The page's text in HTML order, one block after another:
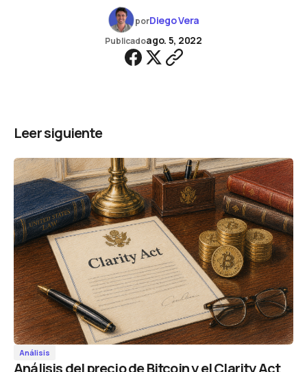
porDiego Vera
Publicadoago. 5, 2022
Leer siguiente
Análisis